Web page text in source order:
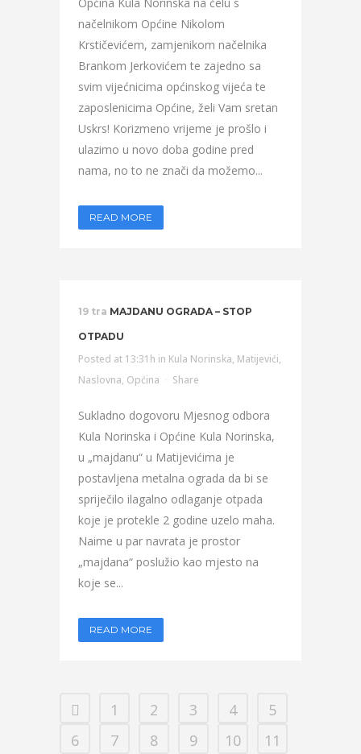
načelnikom Općine Nikolom
Krstičevićem, zamjenikom načelnika
Brankom Jerkovićem te zajedno sa
svim vijećnicima općinskog vijeća te
zaposlenicima Općine, želi Vam sretan
Uskrs! Korizmeno vrijeme je prošlo i
ulazimo u novo doba godine pred
nama, no to ne znači da možemo...
READ MORE
19 tra MAJDANU OGRADA – STOP
OTPADU
Posted at 13:31h in Kula Norinska, Matijevići,
Naslovna, Općina Share
Sukladno dogovoru Mjesnog odbora
Kula Norinska i Općine Kula Norinska,
u „majdanu“ u Matijevićima je
postavljena metalna ograda da bi se
spriječilo ilagalno odlaganje otpada
koje je protekle 2 godine uzelo maha.
Naime u par navrata je prostor
„majdana“ poslužio kao mjesto na
koje se...
READ MORE
1 2 3 4
5
6
7 8 9 10 11